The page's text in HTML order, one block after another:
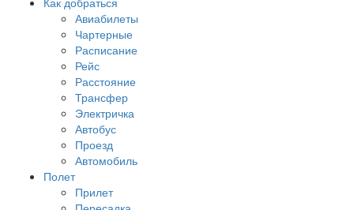
Авиабилеты
Чартерные
Расписание
Рейс
Расстояние
Трансфер
Электричка
Автобус
Проезд
Автомобиль
Полет
Прилет